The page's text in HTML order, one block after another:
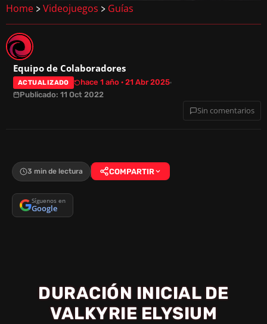
Home > Videojuegos > Guías
Equipo de Colaboradores
ACTUALIZADO
hace 1 año · 21 Abr 2025
Publicado: 11 Oct 2022
Sin comentarios
3 min de lectura COMPARTIR
Síguenos en
Google
DURACIÓN INICIAL DE
VALKYRIE ELYSIUM